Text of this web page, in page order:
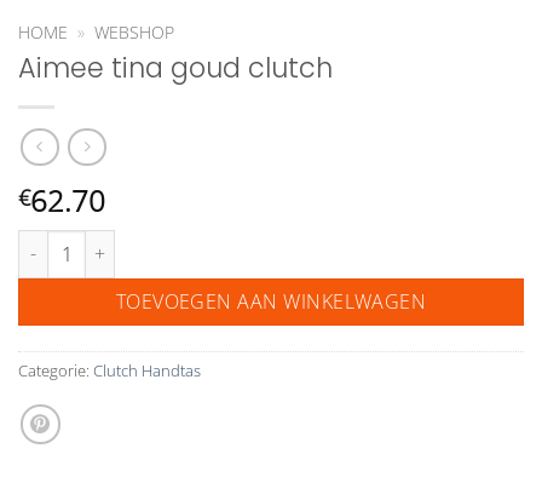
HOME » WEBSHOP
Aimee tina goud clutch
€62.70
Aimee tina goud clutch aantal
TOEVOEGEN AAN WINKELWAGEN
Categorie: Clutch Handtas